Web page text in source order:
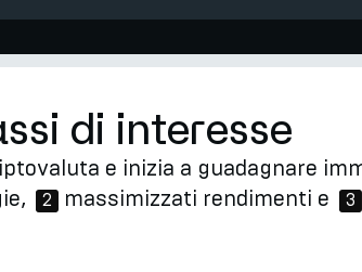
di interesse
e inizia a guadagnare
2 massimizzati rendimenti e 3